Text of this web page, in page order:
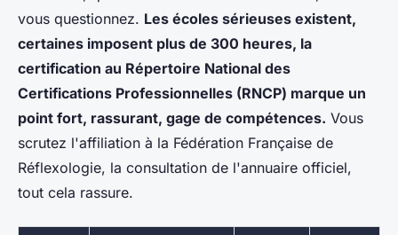
vous questionnez. Les écoles sérieuses existent,
certaines imposent plus de 300 heures, la
certification au Répertoire National des
Certifications Professionnelles (RNCP) marque un
point fort, rassurant, gage de compétences. Vous
scrutez l'affiliation à la Fédération Française de
Réflexologie, la consultation de l'annuaire officiel,
tout cela rassure.